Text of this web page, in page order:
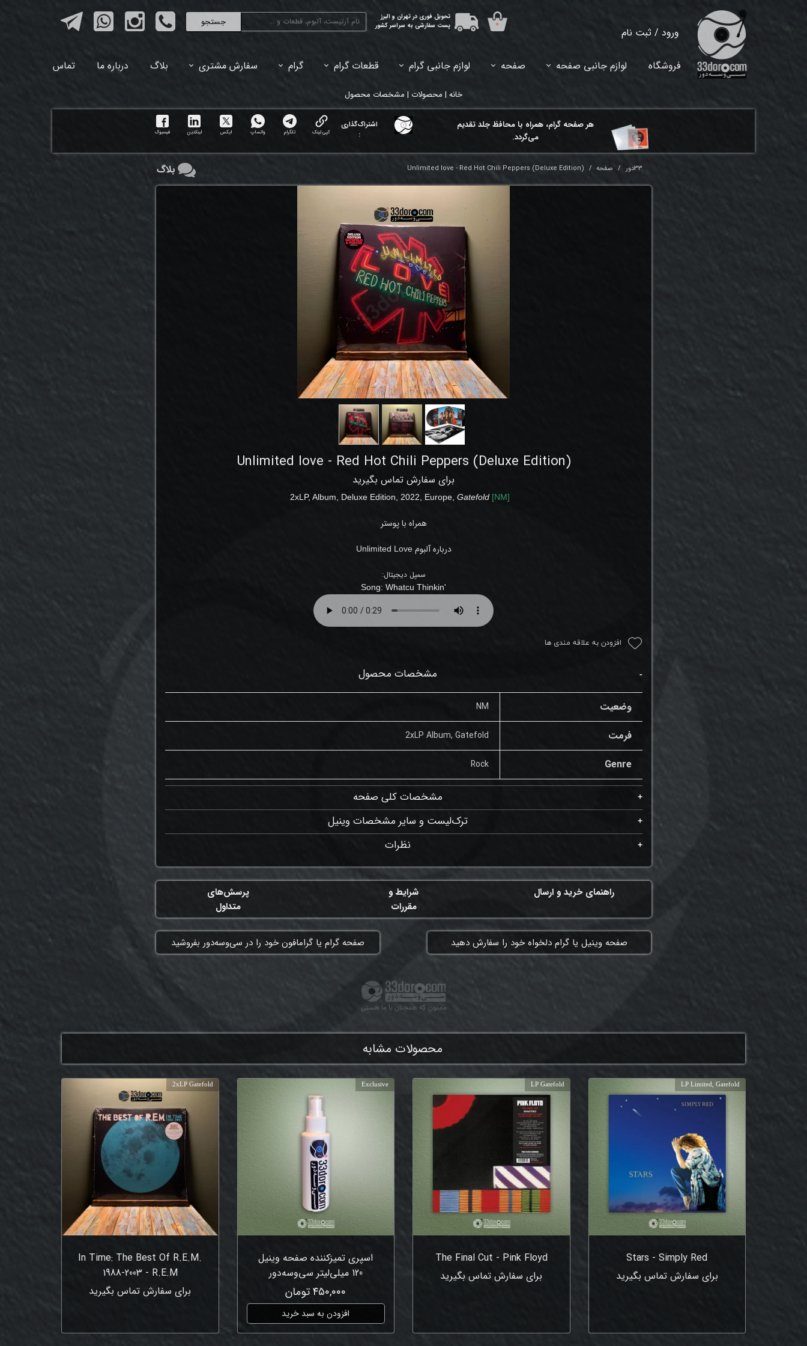
جستجو
ورود / ثبت نام
خروج از حساب کاربری
تحویل فوری در تهران و البرز
پست سفارشی به سراسر کشور
۰
فروشگاه لوازم جانبی صفحه صفحه لوازم جانبی گرام قطعات گرام گرام سفارش مشتری بلاگ درباره ما تماس
خانه | محصولات | مشخصات محصول
هر ​صفحه گرام، همراه با محافظ جلد تقدیم
می‌گردد.
اشتراک‌گذاری
:
کپی لینک تلگرام واتساپ ایکس لینکدین فیسبوک
33دور صفحه Unlimited love - Red Hot Chili Peppers (Deluxe Edition)
Unlimited love - Red Hot Chili Peppers (Deluxe Edition)
برای سفارش تماس بگیرید
2022, Europe, Gatefold [NM]
همراه با پوستر
درباره آلبومUnlimited Love
سمپل دیجیتال:
'Song: Whatcu Thinkin
افزودن به علاقه مندی ها
مشخصات محصول
وضعیت NM
فرمت 2xLP Album, Gatefold
Genre
Rock
مشخصات کلی صفحه
ترک‌لیست و سایر مشخصات وینیل
نظرات
بلاگ
شرایط و
مقررات
راهنمای خرید و ارسال
پرسش‌های
متداول
​صفحه وینیل یا گرام دلخواه خود را سفارش دهید ​صفحه گرام یا گرامافون خود را در سی‌وسه‌دور بفروشید
ممنون که همچنان با ما هستی
محصولات مشابه
Stars - Simply Red
برای سفارش تماس بگیرید
LP Limited, Gatefold
The Final Cut - Pink Floyd
برای سفارش تماس بگیرید
LP Gatefold
اسپری تمیزکننده صفحه وینیل
120 میلی‌لیتر سی‌وسه‌دور
۴۵۰,۰۰۰ تومان
افزودن به سبد خرید
Exclusive
In Time: The Best Of R.E.M.
1988-2003 - R.E.M
برای سفارش تماس بگیرید
2xLP Gatefold